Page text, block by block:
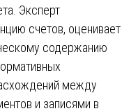
Эксперт
счетов, оценивает
содержанию
между
и записями в